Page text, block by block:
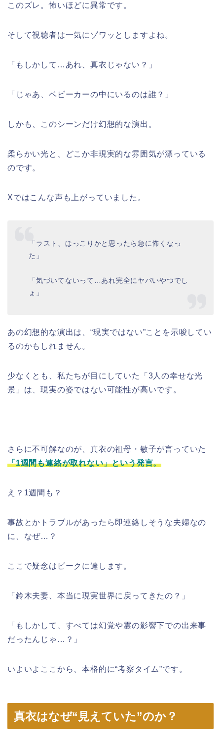
このズレ。怖いほどに異常です。
そして視聴者は一気にゾワッとしますよね。
「もしかして…あれ、真衣じゃない？」
「じゃあ、ベビーカーの中にいるのは誰？」
しかも、このシーンだけ幻想的な演出。
柔らかい光と、どこか非現実的な雰囲気が漂っている
のです。
Xではこんな声も上がっていました。
「ラスト、ほっこりかと思ったら急に怖くなっ
た」
「気づいてないって…あれ完全にヤバいやつでし
ょ」
あの幻想的な演出は、“現実ではない”ことを示唆してい
るのかもしれません。
少なくとも、私たちが目にしていた「3人の幸せな光
景」は、現実の姿ではない可能性が高いです。
さらに不可解なのが、真衣の祖母・敏子が言っていた
「1週間も連絡が取れない」という発言。
え？1週間も？
事故とかトラブルがあったら即連絡しそうな夫婦なの
に、なぜ…？
ここで疑念はピークに達します。
「鈴木夫妻、本当に現実世界に戻ってきたの？」
「もしかして、すべては幻覚や霊の影響下での出来事
だったんじゃ…？」
いよいよここから、本格的に“考察タイム”です。
真衣はなぜ“見えていた”のか？